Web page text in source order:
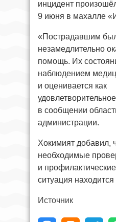
инцидент
9 июня в махалле
«Пострадавшим
незамедлительно
помощь. Их
наблюдением
и оценивается как
в сообщении
администрации.
Хокимият добавил,
необходимые
и
ситуация
Источник